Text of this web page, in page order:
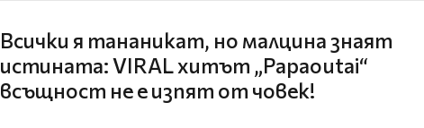
Всички я тананикат, но малцина знаят
истината: VIRAL хитът „Papaoutai“
всъщност не е изпят от човек!